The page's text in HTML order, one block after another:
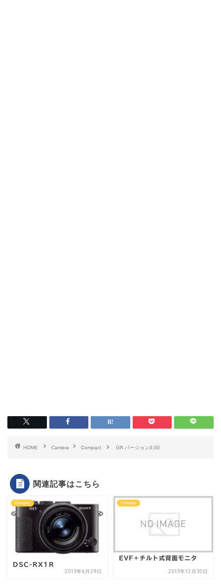
HOME Camera Compact GR バージョン3.00
関連記事はこちら
Compact
DSC-RX1R
2013年6月29日
Compact
EVF＋チルト式背面モニタ
2013年12月30日